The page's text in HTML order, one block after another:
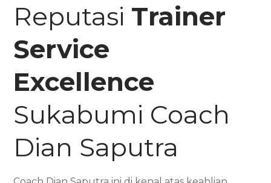
Reputasi Trainer
Service
Excellence
Sukabumi Coach
Dian Saputra